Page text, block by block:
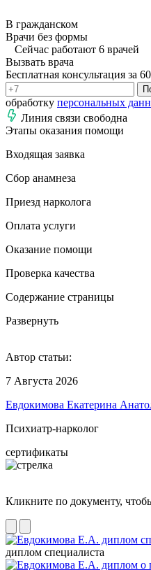
В гражданском
Врачи без формы
Сейчас работают 6 врачей
Вызвать врача
Бесплатная консультация за
обработку персональных
Линия связи свободна
Этапы оказания помощи
Входящая заявка
Сбор анамнеза
Приезд нарколога
Оплата услуги
Оказание помощи
Проверка качества
Содержание страницы
Развернуть
Автор статьи:
7 Августа 2026
Евдокимова Екатерина
Психиатр-нарколог
сертификаты
Кликните по документу,
диплом специалиста